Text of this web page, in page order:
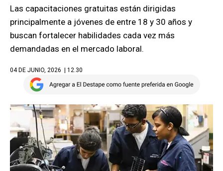
Las capacitaciones gratuitas están dirigidas
principalmente a jóvenes de entre 18 y 30 años y
buscan fortalecer habilidades cada vez más
demandadas en el mercado laboral.
04 DE JUNIO, 2026 | 12.30